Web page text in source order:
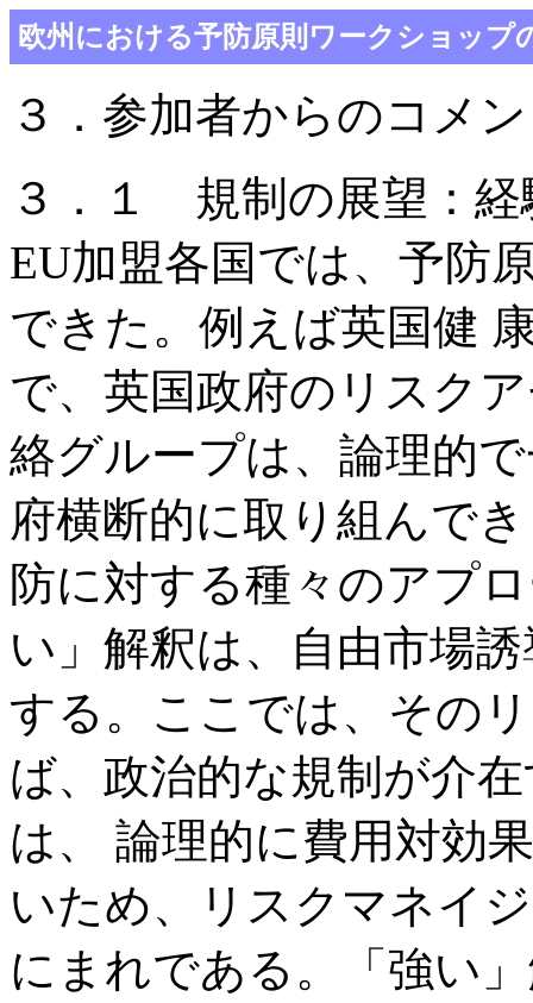
欧州における予防原則ワークショップ
３．参加者からのコメ
３．１ 規制の展望：経
EU加盟各国では、予防
できた。例えば英国健
で、英国政府のリスク
絡グループは、論理的
府横断的に取り組んで
防に対する種々のアプ
い」解釈は、自由市場
する。ここでは、その
ば、政治的な規制が介
は、 論理的に費用対効
いため、リスクマネイ
にまれである。「強い